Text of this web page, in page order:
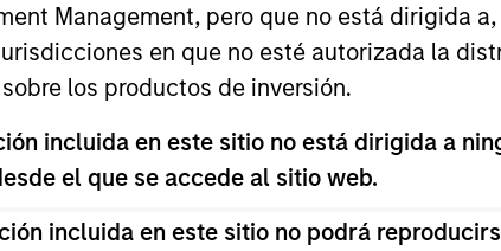
Management, pero que no está dirigida
en que no esté autorizada la
los productos de inversión.
incluida en este sitio no está dirigida a
el que se accede al sitio web.
incluida en este sitio no podrá
provided for informational and educational purposes
realized holdings), or will perform well in the future
owners. The information on this website has not
shown here, you agree that you are navigating to a
contained in any hyperlinked site. In no event shall we